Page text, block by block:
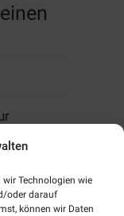
Technologien wie
oder darauf
können wir Daten